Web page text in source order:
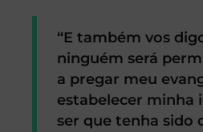
“E também vos
ninguém será
a pregar meu
estabelecer minha
ser que tenha sido